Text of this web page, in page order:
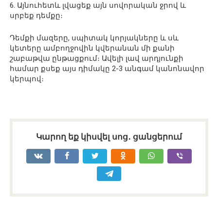
6. Այնուհետև լվացեք այն սովորական ջրով և
սրբեք դեմքը։
Դեմքի մազերը, սպիտակ կորյակները և սև
կետերը ամբողջովին կվերանան մի քանի
շաբաթվա ընթացքում։ Ավելի լավ արդյունքի
համար քսեք այս դիմակը 2-3 անգամ կանոնավոր
կերպով։
Կարող եք կիսվել սոց․ ցանցերում